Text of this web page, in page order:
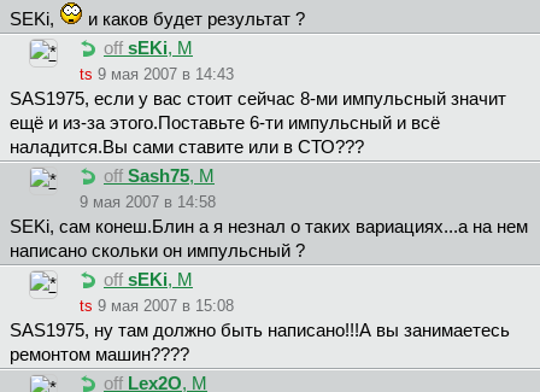
SEKi,
и каков будет результат ?
off sEKi, М
ts 9 мая 2007 в 14:43
SAS1975, если у вас стоит сейчас 8-ми импульсный значит
ещё и из-за этого.Поставьте 6-ти импульсный и всё
наладится.Вы сами ставите или в СТО???
off Sash75, М
9 мая 2007 в 14:58
SEKi, сам конеш.Блин а я незнал о таких вариациях...а на нем
написано скольки он импульсный ?
off sEKi, М
ts 9 мая 2007 в 15:08
SAS1975, ну там должно быть написано!!!А вы занимаетесь
ремонтом машин????
off Lex2O, М